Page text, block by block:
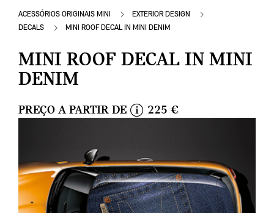
ACESSÓRIOS ORIGINAIS MINI
EXTERIOR DESIGN
DECALS
MINI ROOF DECAL IN MINI DENIM
MINI ROOF DECAL IN MINI
DENIM
PREÇO A PARTIR DE
o
225 €